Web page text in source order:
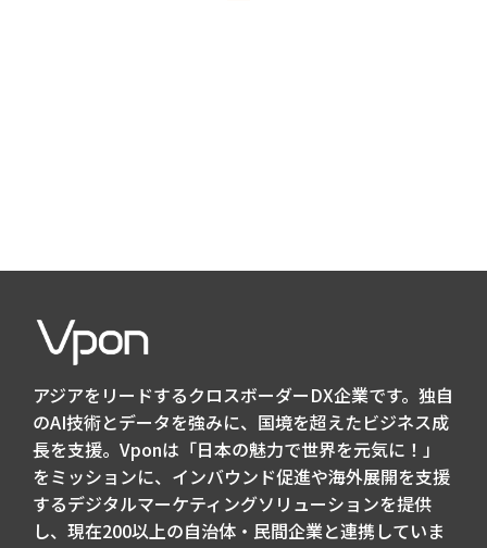
アジアをリードするクロスボーダーDX企業です。独自
のAI技術とデータを強みに、国境を超えたビジネス成
長を支援。Vponは「日本の魅力で世界を元気に！」
をミッションに、インバウンド促進や海外展開を支援
するデジタルマーケティングソリューションを提供
し、現在200以上の自治体・民間企業と連携していま